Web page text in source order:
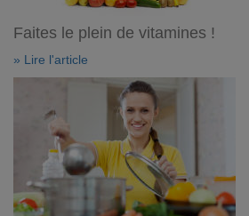
Faites le plein de vitamines !
» Lire l'article